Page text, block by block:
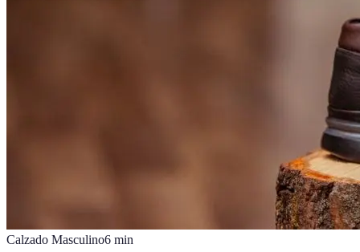
Calzado Masculino6 min